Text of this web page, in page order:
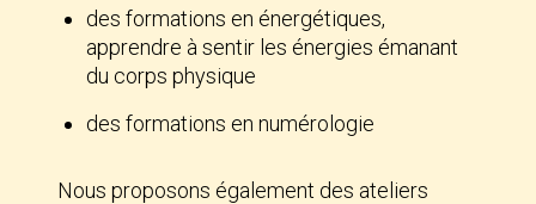
des formations en énergétiques,
apprendre à sentir les énergies émanant
du corps physique
des formations en numérologie
Nous proposons également des ateliers